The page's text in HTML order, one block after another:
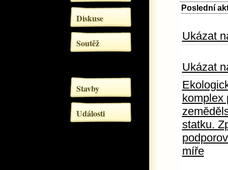
Diskuse
Soutěž
Stavby
Události
Poslední
Ukázat
Ukázat
komplex
statku.
míře